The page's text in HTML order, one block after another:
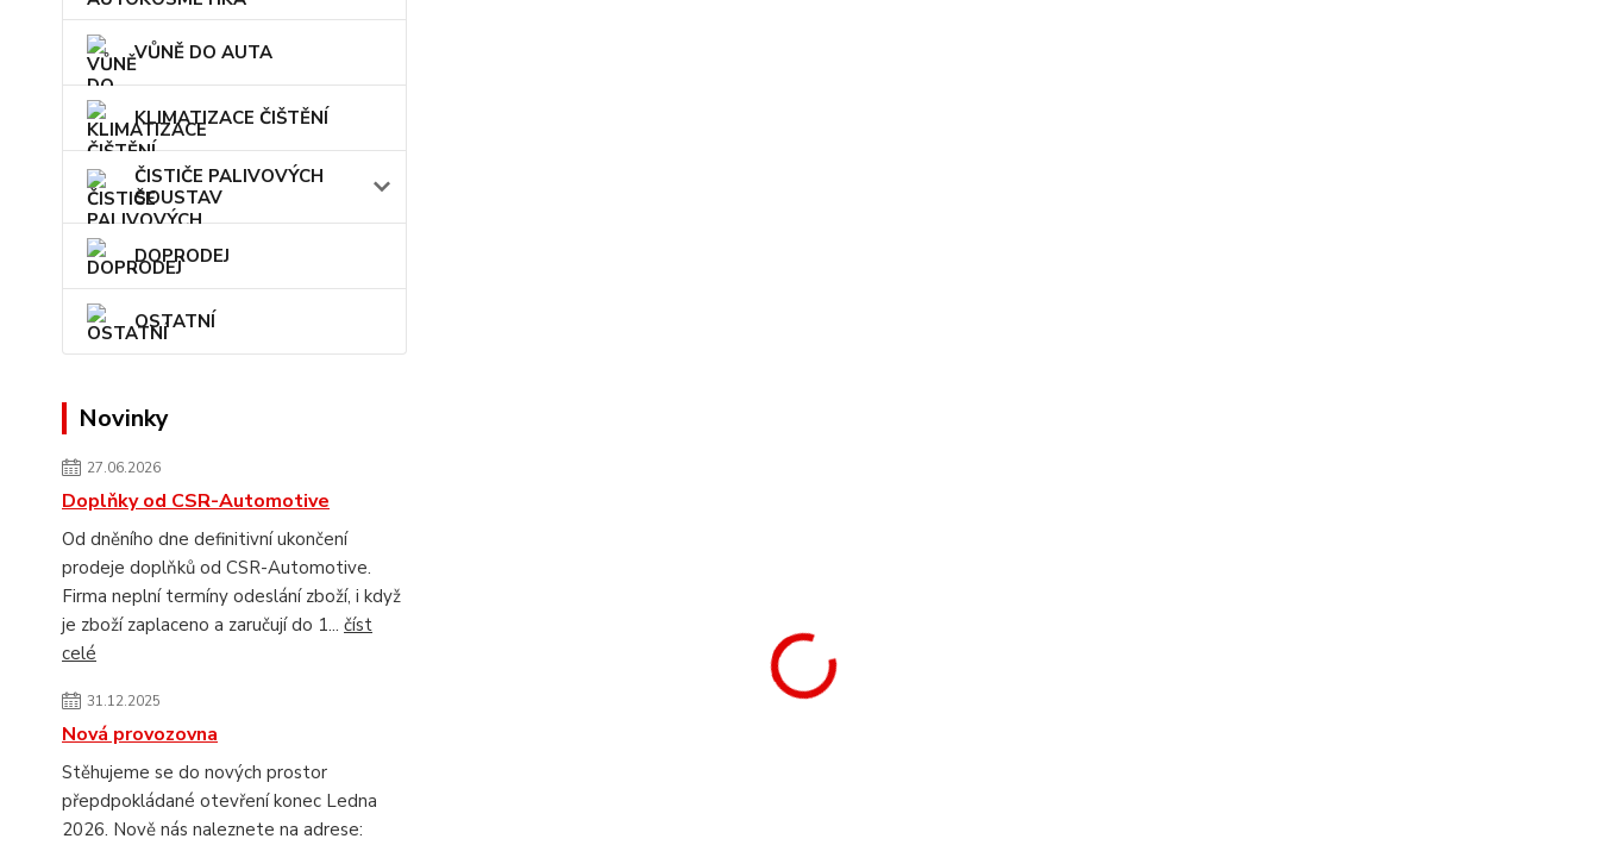
VŮNĚ DO AUTA
KLIMATIZACE ČIŠTĚNÍ
ČISTIČE PALIVOVÝCH
SOUSTAV
DOPRODEJ
OSTATNÍ
Novinky
27.06.2026
Doplňky od CSR-Automotive
Od dněního dne definitivní ukončení
prodeje doplňků od CSR-Automotive.
Firma neplní termíny odeslání zboží, i když
je zboží zaplaceno a zaručují do 1... číst
celé
31.12.2025
Nová provozovna
Stěhujeme se do nových prostor
přepdpokládané otevření konec Ledna
2026. Nově nás naleznete na adrese: